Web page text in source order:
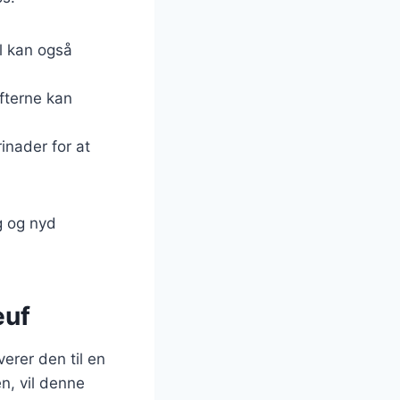
kan også
kan
for at
og nyd
den til en
vil denne